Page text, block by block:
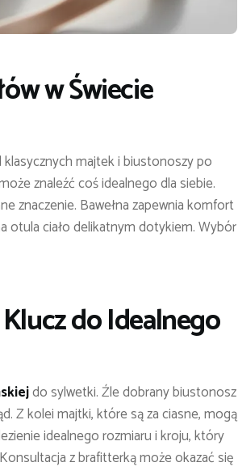
w Świecie
majtek i biustonoszy po
znaleźć coś idealnego dla siebie.
znaczenie. Bawełna zapewnia komfort
otula ciało delikatnym dotykiem. Wybór
do Idealnego
do sylwetki. Źle dobrany biustonosz
Z kolei majtki, które są za ciasne, mogą
idealnego rozmiaru i kroju, który
z brafitterką może okazać się